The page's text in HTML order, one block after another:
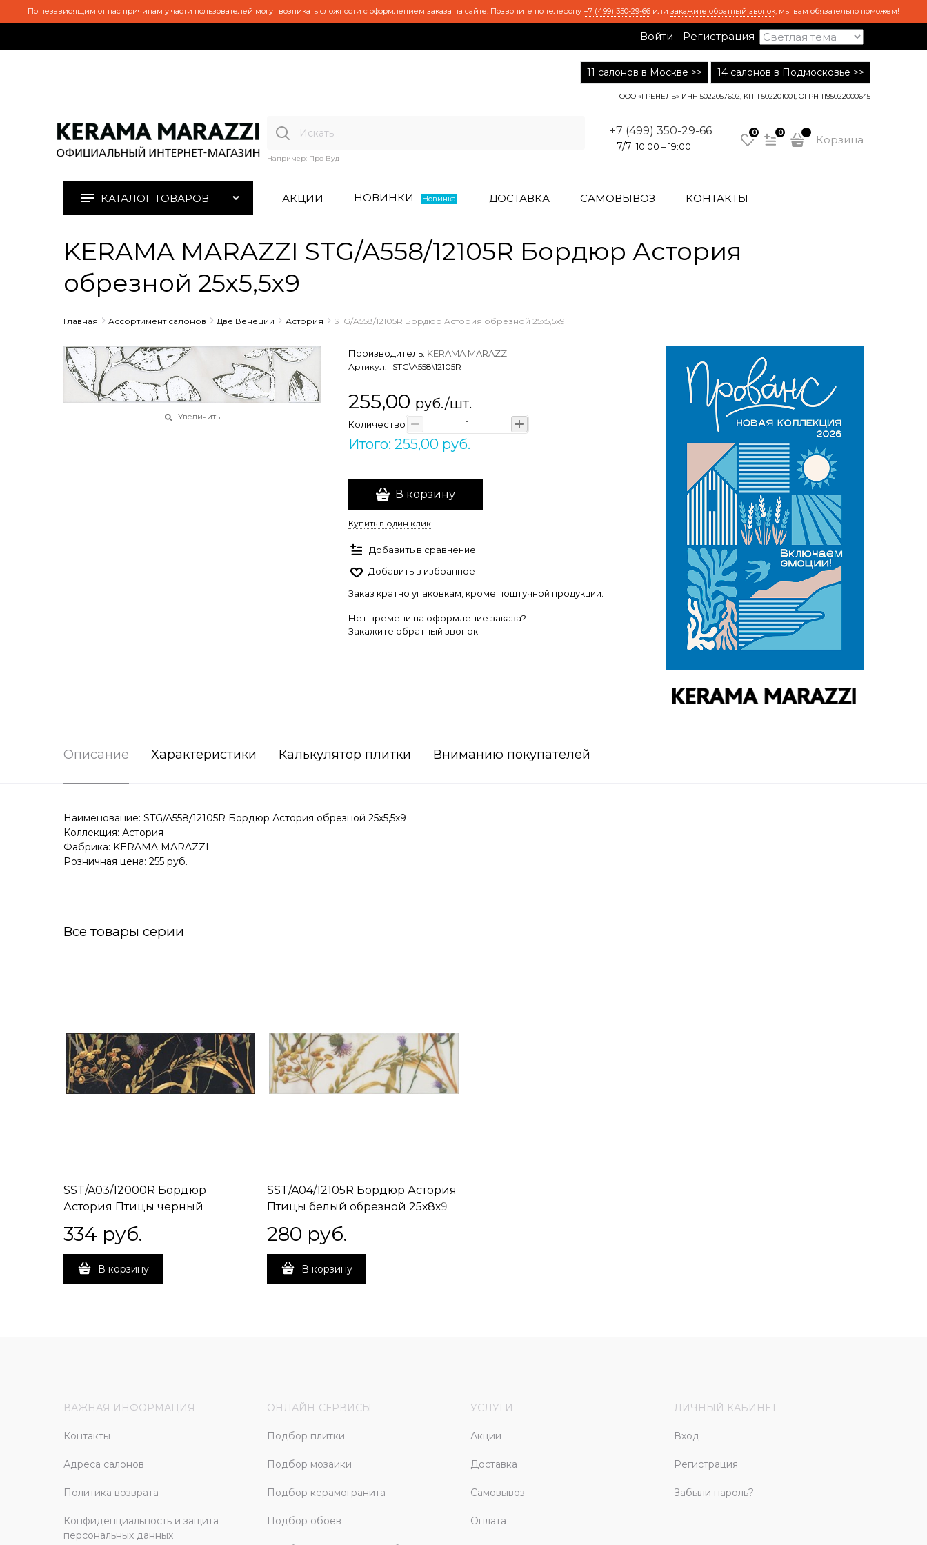
По независящим от нас причинам у части пользователей могут возникать сложности с оформлением заказа на сайте. Позвоните по телефону +7 (499) 350-29-66 или закажите обратный звонок, мы вам обязательно поможем!
Войти Регистрация
11 салонов в Москве >> 14 салонов в Подмосковье >>
ООО «ГРЕНЕЛЬ» ИНН 5022057602, КПП 502201001, ОГРН 1195022000645
Например: Про Вуд
+7 (499) 350-29-66
7/7 10:00 – 19:00
0 0
Корзина
КАТАЛОГ ТОВАРОВ АКЦИИ НОВИНКИ Новинка ДОСТАВКА САМОВЫВОЗ КОНТАКТЫ
KERAMA MARAZZI STG/A558/12105R Бордюр Астория
обрезной 25х5,5х9
Главная Ассортимент салонов Две Венеции Астория STG/A558/12105R Бордюр Астория обрезной 25х5,5х9
Увеличить
Производитель: KERAMA MARAZZI
Артикул: STG\A558\12105R
255,00 руб./шт.
Количество
Итого: 255,00 руб.
В корзину
Купить в один клик
Добавить в сравнение
Добавить в избранное
Заказ кратно упаковкам, кроме поштучной продукции.
Нет времени на оформление заказа?
Закажите обратный звонок
Описание Характеристики Калькулятор плитки Вниманию покупателей
Наименование: STG/A558/12105R Бордюр Астория обрезной 25х5,5х9
Коллекция: Астория
Фабрика: KERAMA MARAZZI
Розничная цена: 255 руб.
Все товары серии
SST/A03/12000R Бордюр
Астория Птицы черный
обрезной 25х8х9
334 руб.
В корзину
SST/A04/12105R Бордюр Астория
Птицы белый обрезной 25х8х9
280 руб.
В корзину
ВАЖНАЯ ИНФОРМАЦИЯ
Контакты
Адреса салонов
Политика возврата
Конфиденциальность и защита
персональных данных
ОНЛАЙН-СЕРВИСЫ
Подбор плитки
Подбор мозаики
Подбор керамогранита
Подбор обоев
УСЛУГИ
Акции
Доставка
Самовывоз
Оплата
ЛИЧНЫЙ КАБИНЕТ
Вход
Регистрация
Забыли пароль?